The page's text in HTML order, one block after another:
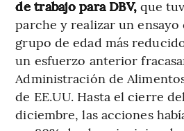
de trabajo para DBV,que
parche y realizar un
grupo de edad más
un esfuerzo anterior
Administración de
de EE.UU. Hasta el cierre
diciembre, las acciones